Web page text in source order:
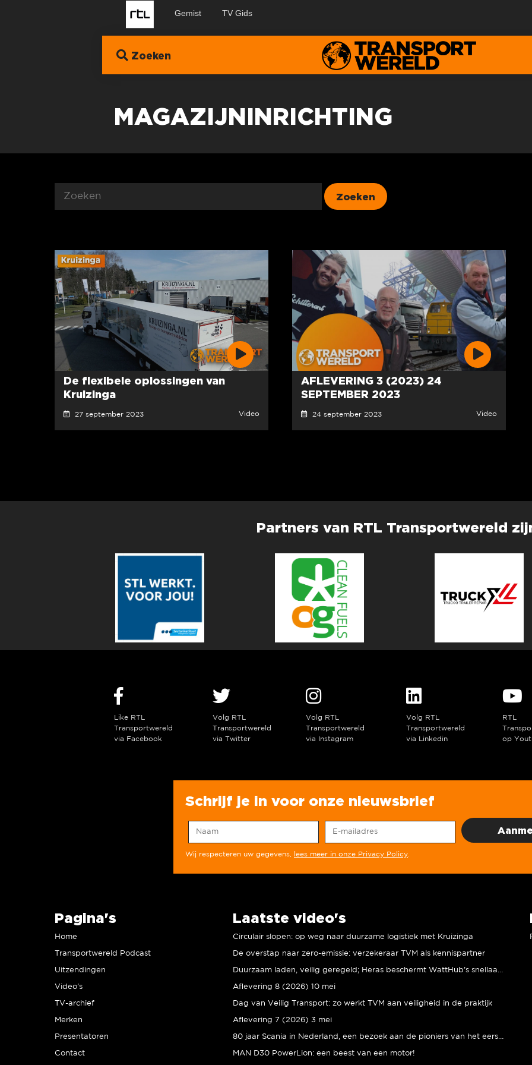
Gemist TV Gids
Zoeken
MAGAZIJNINRICHTING
De flexibele oplossingen van
Kruizinga
27 september 2023 Video
AFLEVERING 3 (2023) 24
SEPTEMBER 2023
24 september 2023 Video
Partners van RTL Transportwereld
Like RTL
Transportwereld
via Facebook
Volg RTL
Transportwereld
via Twitter
Volg RTL
Transportwereld
via Instagram
Volg RTL
Transportwereld
via Linkedin
RTL
op
Schrijf je in voor onze nieuwsbrief
Wij respecteren uw gegevens, lees meer in onze Privacy Policy
Pagina's
Home
Transportwereld Podcast
Uitzendingen
Video’s
TV-archief
Merken
Presentatoren
Contact
Laatste video's
Circulair slopen: op weg naar duurzame logistiek met Kruizinga
De overstap naar zero-emissie: verzekeraar TVM als kennispartner
Aflevering 8 (2026) 10 mei
Dag van Veilig Transport: zo werkt TVM aan veiligheid in de praktijk
Aflevering 7 (2026) 3 mei
MAN D30 PowerLion: een beest van een motor!